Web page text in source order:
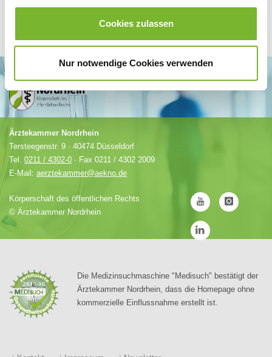
Cookies zulassen
Nur notwendige Cookies verwenden
Ärztekammer Nordrhein
Tersteegenstr. 9 · 40474 Düsseldorf
Tel. 0211 / 4302-0 · Fax 0211 / 4302 2009
E-Mail: aerztekammer@aekno.de
Körperschaft des öffentlichen Rechts
© Ärztekammer Nordrhein
Die Medizinsuchmaschine "Medisuch" bestätigt der
Ärztekammer Nordrhein, dass die Homepage ohne
kommerzielle Einflussnahme erstellt ist.